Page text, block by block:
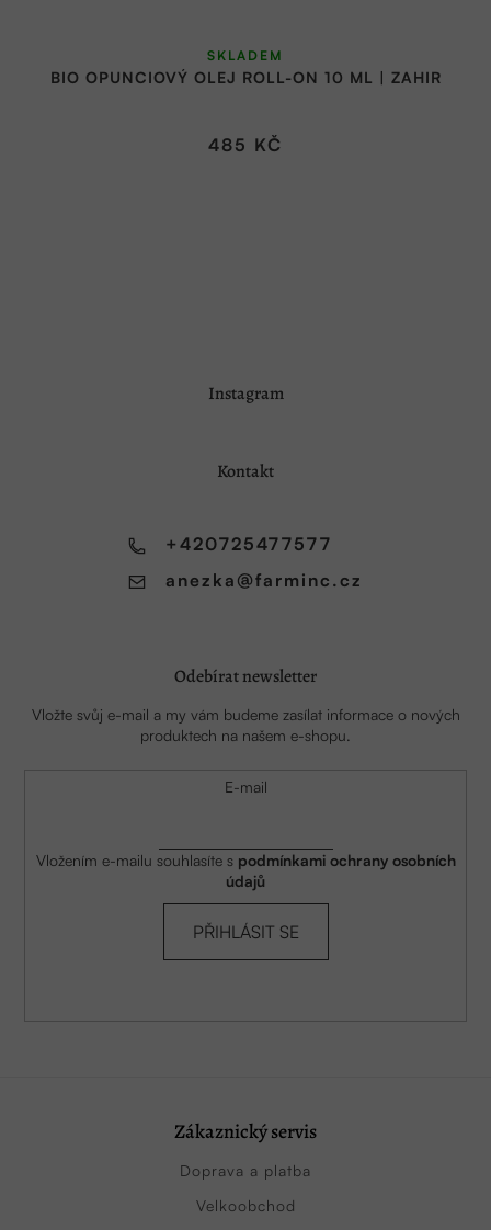
BIO OPUNCIOVÝ OLEJ ROLL-ON 10 ML | ZAHIR
SKLADEM
485 KČ
Instagram
Kontakt
anezka @farminc.cz
+420725477577
Odebírat newsletter
Vložte svůj e-mail a my vám budeme zasílat informace o nových
produktech na našem e-shopu.
E-mail
Vložením e-mailu souhlasíte s podmínkami ochrany osobních
údajů
PŘIHLÁSIT SE
Zákaznický servis
Doprava a platba
Velkoobchod